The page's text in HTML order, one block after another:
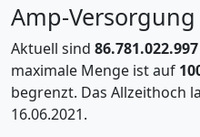
Amp-Versorgung
Aktuell sind
maximale Menge ist auf
begrenzt. Das Allzeithoch
16.06.2021.